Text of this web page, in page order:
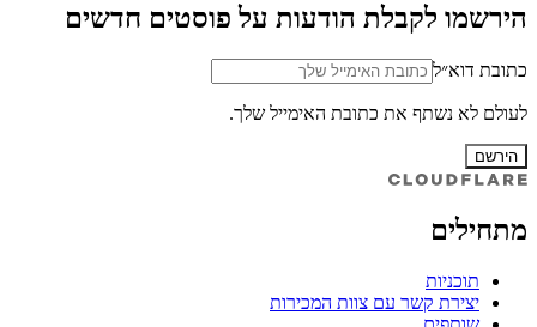
הירשמו לקבלת הודעות על פוסטים חדשים
כתובת דוא״ל
לעולם לא נשתף את כתובת האימייל שלך.
הירשם
מתחילים
תוכניות
יצירת קשר עם צוות המכירות